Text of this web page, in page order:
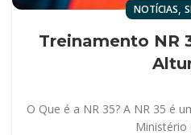
NOTÍCIAS,
Treinamento NR
O Que é a NR 35? A NR 35 é
Ministério